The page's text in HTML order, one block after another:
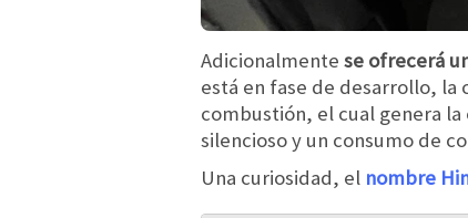
Adicionalmente se ofrecerá
está en fase de desarrollo, la
combustión, el cual genera
silencioso y un consumo de
Una curiosidad, el nombre